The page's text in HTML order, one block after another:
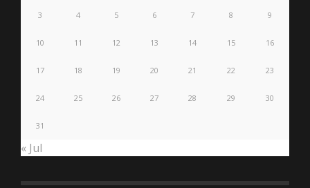
3 4 5 6 7 8 9
10 11 12 13 14 15 16
17 18 19 20 21 22 23
24 25 26 27 28 29 30
31
« Jul